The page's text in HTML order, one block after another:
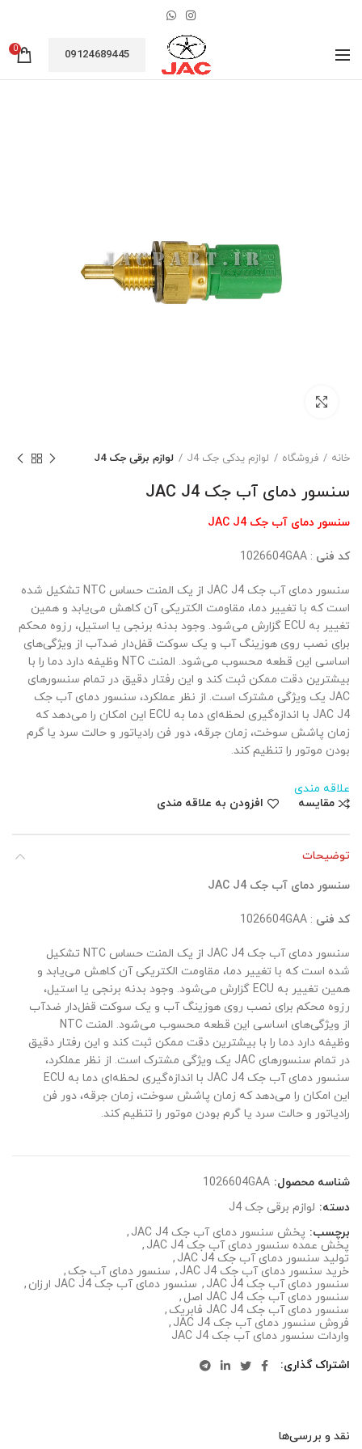
09124689445
0
خانه فروشگاه لوازم یدکی جک J4 لوازم برقی جک J4
سنسور دمای آب جک JAC J4
سنسور دمای آب جک JAC J4
کد فنی : 1026604GAA
سنسور دمای آب جک JAC J4 از یک المنت حساس NTC تشکیل شده
است که با تغییر دما، مقاومت الکتریکی آن کاهش می‌یابد و همین
تغییر به ECU گزارش می‌شود. وجود بدنه برنجی یا استیل، رزوه محکم
برای نصب روی هوزینگ آب و یک سوکت قفل‌دار ضدآب از ویژگی‌های
اساسی این قطعه محسوب می‌شود. المنت NTC وظیفه دارد دما را با
بیشترین دقت ممکن ثبت کند و این رفتار دقیق در تمام سنسورهای
JAC یک ویژگی مشترک است. از نظر عملکرد، سنسور دمای آب جک
JAC J4 با اندازه‌گیری لحظه‌ای دما به ECU این امکان را می‌دهد که
زمان پاشش سوخت، زمان جرقه، دور فن رادیاتور و حالت سرد یا گرم
بودن موتور را تنظیم کند.
علاقه مندی
مقایسه
افزودن به علاقه مندی
توضیحات
سنسور دمای آب جک JAC J4
کد فنی : 1026604GAA
سنسور دمای آب جک JAC J4 از یک المنت حساس NTC تشکیل
شده است که با تغییر دما، مقاومت الکتریکی آن کاهش می‌یابد و
همین تغییر به ECU گزارش می‌شود. وجود بدنه برنجی یا استیل،
رزوه محکم برای نصب روی هوزینگ آب و یک سوکت قفل‌دار ضدآب
از ویژگی‌های اساسی این قطعه محسوب می‌شود. المنت NTC
وظیفه دارد دما را با بیشترین دقت ممکن ثبت کند و این رفتار دقیق
در تمام سنسورهای JAC یک ویژگی مشترک است. از نظر عملکرد،
سنسور دمای آب جک JAC J4 با اندازه‌گیری لحظه‌ای دما به ECU
این امکان را می‌دهد که زمان پاشش سوخت، زمان جرقه، دور فن
رادیاتور و حالت سرد یا گرم بودن موتور را تنظیم کند.
شناسه محصول: 1026604GAA
دسته: لوازم برقی جک J4
برچسب: پخش سنسور دمای آب جک JAC J4
,
پخش عمده سنسور دمای آب جک JAC J4
,
تولید سنسور دمای آب جک JAC J4
,
خرید سنسور دمای آب جک JAC J4
, سنسور دمای آب جک ,
سنسور دمای آب جک JAC J4
, سنسور دمای آب جک JAC J4 ارزان
,
سنسور دمای آب جک JAC J4 اصل
,
سنسور دمای آب جک JAC J4 فابریک
,
فروش سنسور دمای آب جک JAC J4
,
واردات سنسور دمای آب جک JAC J4
اشتراک گذاری
نقد و بررسی‌ها